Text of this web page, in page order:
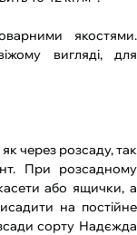
якостями.
вигляді, для
через розсаду, так
При розсадному
або ящички, а
на постійне
сорту Надєжда